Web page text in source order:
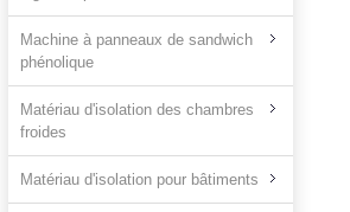
Machine à panneaux de sandwich
phénolique
Matériau d'isolation des chambres
froides
Matériau d'isolation pour bâtiments